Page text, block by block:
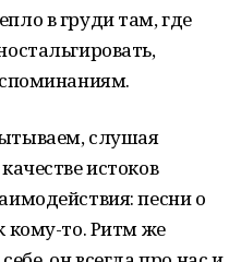
в груди там, где
слушая
истоков
песни о
кому-то. Ритм же